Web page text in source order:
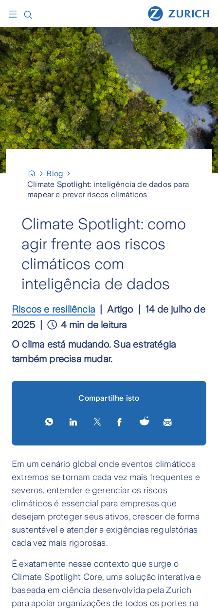
Blog
Climate Spotlight: inteligência de dados para
mapear e prever riscos climáticos
Climate Spotlight: como
agir frente aos riscos
climáticos com
inteligência de dados
Riscos e resiliência Artigo
14 de julho de
2025
4 min de leitura
O clima está mudando. Sua estratégia
também precisa mudar.
Compartilhe isto
Em um cenário global onde eventos climáticos
extremos se tornam cada vez mais frequentes e
severos, entender e gerenciar os riscos
climáticos é essencial para empresas que
desejam proteger seus ativos, crescer de forma
sustentável e atender a exigências regulatórias
cada vez mais rigorosas.
É exatamente nesse contexto que surge o
Climate Spotlight Core, uma solução interativa e
baseada em ciência desenvolvida pela Zurich
para apoiar organizações de todos os portes na